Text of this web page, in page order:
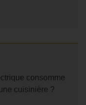
consomme
cuisinière ?